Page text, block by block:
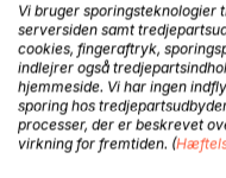
Hvis du
nyeste
i dette
fulde sving
hypertension.
Vi bruger sporingsteknologier
serversiden samt
cookies, fingeraftryk,
indlejrer også
hjemmeside. Vi har ingen
sporing hos
processer, der er beskrevet
virkning for fremtiden. (